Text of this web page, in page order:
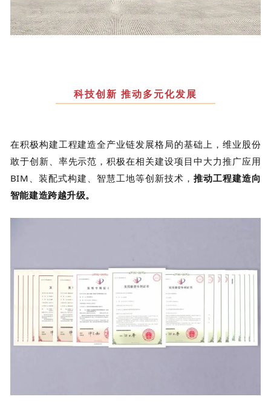
科技创新 推动多元化发展
在积极构建工程建造全产业链发展格局的基础上，维业股份
敢于创新、率先示范，积极在相关建设项目中大力推广应用
BIM、装配式构建、智慧工地等创新技术， 推动工程建造向
智能建造跨越升级。